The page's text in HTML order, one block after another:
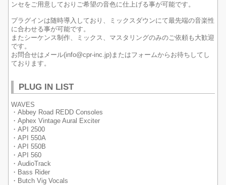
ンセをご用意しておりご希望の音色に仕上げる事が可能です。
プラグインは随時導入しており、ミックスダウンにて最先端の音楽性
に合わせる事が可能です。
またシーケンス制作、ミックス、マスタリングのみのご依頼も大歓迎
です。
お問合せはメール(info@cpr-inc.jp)またはフォームからお待ちしてし
ております。
PLUG IN LIST
WAVES
・Abbey Road REDD Consoles
・Aphex Vintage Aural Exciter
・API 2500
・API 550A
・API 550B
・API 560
・AudioTrack
・Bass Rider
・Butch Vig Vocals